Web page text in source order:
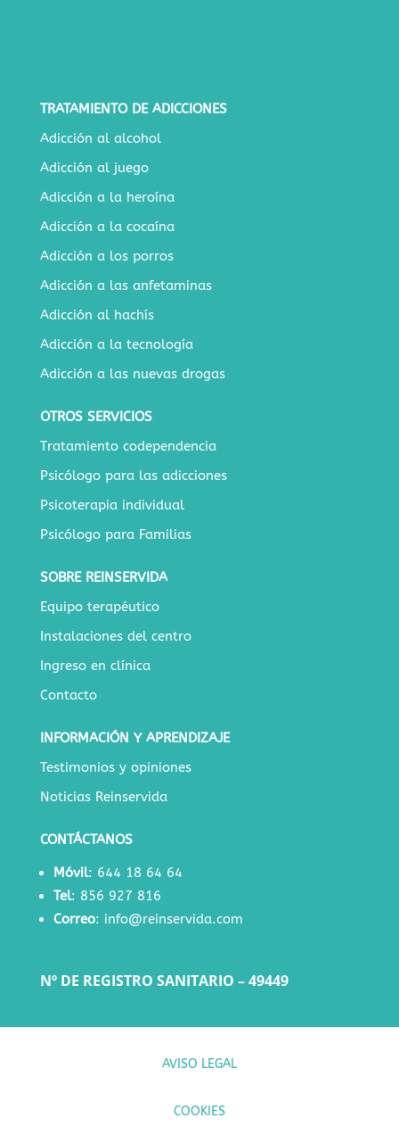
TRATAMIENTO DE ADICCIONES
Adicción al alcohol
Adicción al juego
Adicción a la heroína
Adicción a la cocaína
Adicción a los porros
Adicción a las anfetaminas
Adicción al hachís
Adicción a la tecnología
Adicción a las nuevas drogas
OTROS SERVICIOS
Tratamiento codependencia
Psicólogo para las adicciones
Psicoterapia individual
Psicólogo para Familias
SOBRE REINSERVIDA
Equipo terapéutico
Instalaciones del centro
Ingreso en clínica
Contacto
INFORMACIÓN Y APRENDIZAJE
Testimonios y opiniones
Noticias Reinservida
CONTÁCTANOS
Móvil: 644 18 64 64
Tel: 856 927 816
Correo: info@reinservida.com
Nº DE REGISTRO SANITARIO – 49449
AVISO LEGAL
COOKIES